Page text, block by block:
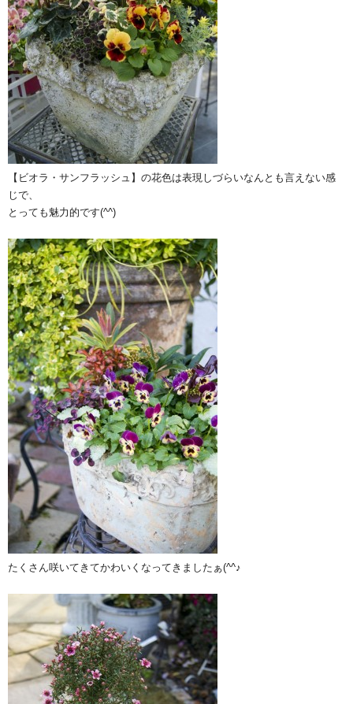
【ビオラ・サンフラッシュ】の花色は表現しづらいなんとも言えない感
じで、
とっても魅力的です(^^)
たくさん咲いてきてかわいくなってきましたぁ(^^♪